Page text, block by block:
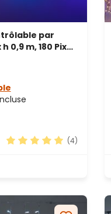
par
0,9 m, 180 Pixel
(4)